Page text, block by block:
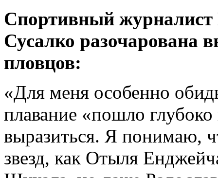
Спортивный журналист
Сусалко разочарована
пловцов:
«Для меня особенно
плавание «пошло
выразиться. Я понимаю,
звезд, как Отыля